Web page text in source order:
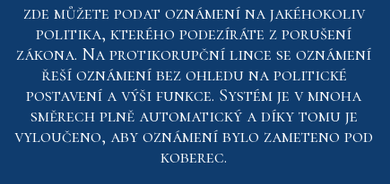
zde můžete podat oznámení na jakéhokoliv
politika, kterého podezíráte z porušení
zákona. Na protikorupční lince se oznámení
řeší oznámení bez ohledu na politické
postavení a výši funkce. Systém je v mnoha
směrech plně automatický a díky tomu je
vyloučeno, aby oznámení bylo zameteno pod
koberec.